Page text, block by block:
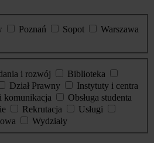
Poznań Sopot
Warszawa
i rozwój
Biblioteka
Dział Prawny
Instytuty i centra
komunikacja
Obsługa studenta
Rekrutacja
Usługi
Wydziały